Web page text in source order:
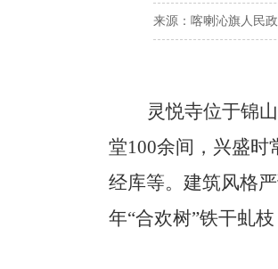
来源：喀喇沁旗人民
灵悦寺位于锦
堂100余间，兴盛时
经库等。建筑风格
年“合欢树”铁干虬